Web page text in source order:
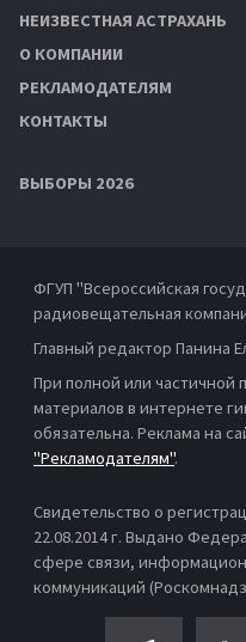
НЕИЗВЕСТНАЯ АСТРАХАНЬ
О КОМПАНИИ
РЕКЛАМОДАТЕЛЯМ
КОНТАКТЫ
ВЫБОРЫ 2026
ФГУП "Всероссийская
радиовещательная
Главный редактор Панина
При полной или частичной
материалов в интернете
обязательна. Реклама на
"Рекламодателям".
Свидетельство о
22.08.2014 г. Выдано
сфере связи,
коммуникаций